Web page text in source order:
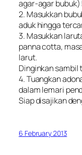
agar-agar bubuk)
2. Masukkan
aduk hingga
3. Masukkan
panna cotta,
larut.
Dinginkan sambil
4. Tuangkan
dalam lemari
Siap disajikan
6 February 2013